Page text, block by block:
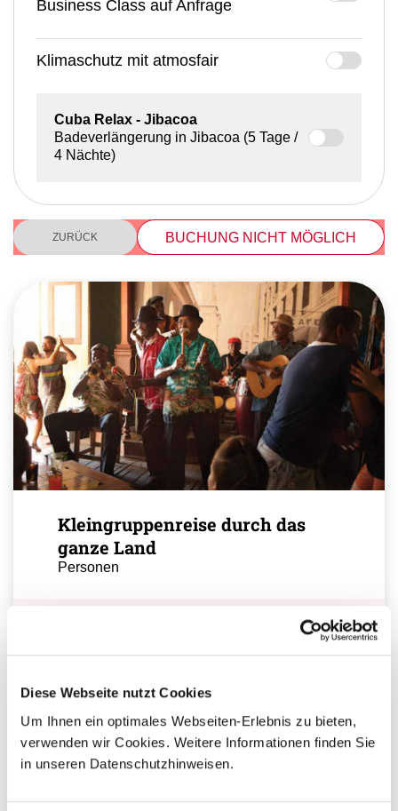
Diese Webseite nutzt Cookies
Um Ihnen ein optimales Webseiten-Erlebnis zu bieten,
verwenden wir Cookies. Weitere Informationen finden Sie
in unseren Datenschutzhinweisen.
Business Class auf Anfrage
Klimaschutz mit atmosfair
Cuba Relax - Jibacoa
Badeverlängerung in Jibacoa (5 Tage /
4 Nächte)
ZURÜCK BUCHUNG NICHT MÖGLICH
Kleingruppenreise durch das
ganze Land
Personen
Leistungsbeginn befindet sich in der Vergangenheit
Sie haben Fragen zur Buchung?
Dann rufen Sie uns an!